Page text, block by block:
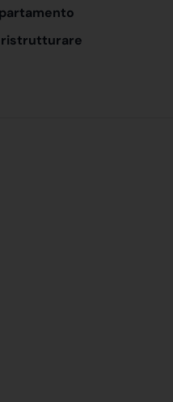
ristrutturare